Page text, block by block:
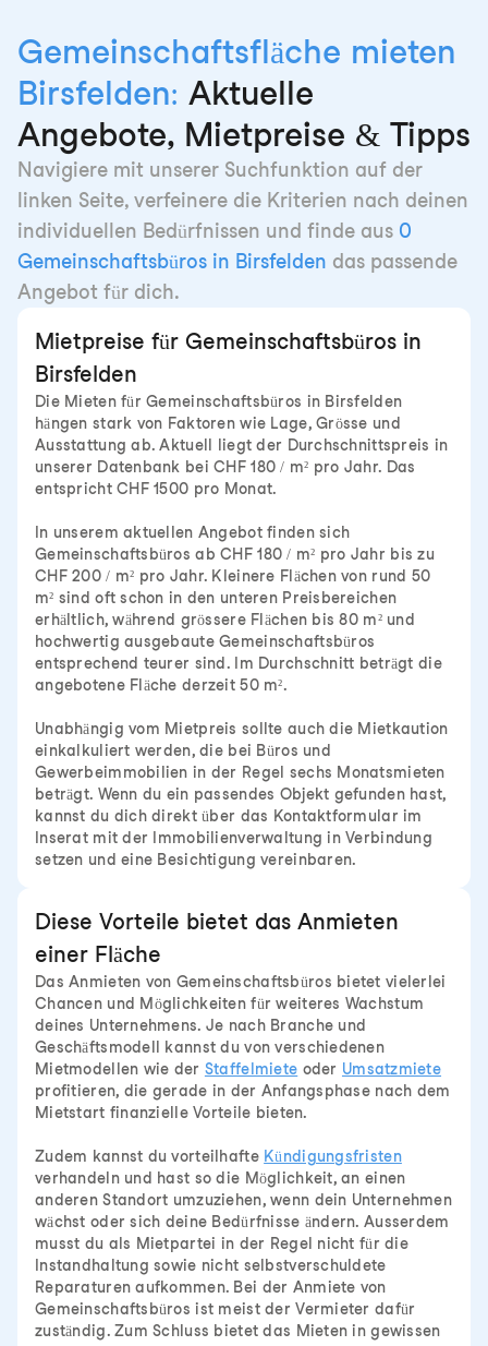
Gemeinschaftsfläche mieten
Birsfelden: Aktuelle
Angebote, Mietpreise & Tipps
Navigiere mit unserer Suchfunktion auf der
linken Seite, verfeinere die Kriterien nach deinen
individuellen Bedürfnissen und finde aus 0
Gemeinschaftsbüros in Birsfelden das passende
Angebot für dich.
Mietpreise für Gemeinschaftsbüros in
Birsfelden
Die Mieten für Gemeinschaftsbüros in Birsfelden
hängen stark von Faktoren wie Lage, Grösse und
Ausstattung ab. Aktuell liegt der Durchschnittspreis in
unserer Datenbank bei CHF 180 / m² pro Jahr. Das
entspricht CHF 1500 pro Monat.
In unserem aktuellen Angebot finden sich
Gemeinschaftsbüros ab CHF 180 / m² pro Jahr bis zu
CHF 200 / m² pro Jahr. Kleinere Flächen von rund 50
m² sind oft schon in den unteren Preisbereichen
erhältlich, während grössere Flächen bis 80 m² und
hochwertig ausgebaute Gemeinschaftsbüros
entsprechend teurer sind. Im Durchschnitt beträgt die
angebotene Fläche derzeit 50 m².
Unabhängig vom Mietpreis sollte auch die Mietkaution
einkalkuliert werden, die bei Büros und
Gewerbeimmobilien in der Regel sechs Monatsmieten
beträgt. Wenn du ein passendes Objekt gefunden hast,
kannst du dich direkt über das Kontaktformular im
Inserat mit der Immobilienverwaltung in Verbindung
setzen und eine Besichtigung vereinbaren.
Diese Vorteile bietet das Anmieten
einer Fläche
Das Anmieten von Gemeinschaftsbüros bietet vielerlei
Chancen und Möglichkeiten für weiteres Wachstum
deines Unternehmens. Je nach Branche und
Geschäftsmodell kannst du von verschiedenen
Mietmodellen wie der Staffelmiete oder Umsatzmiete
profitieren, die gerade in der Anfangsphase nach dem
Mietstart finanzielle Vorteile bieten.
Zudem kannst du vorteilhafte Kündigungsfristen
verhandeln und hast so die Möglichkeit, an einen
anderen Standort umzuziehen, wenn dein Unternehmen
wächst oder sich deine Bedürfnisse ändern. Ausserdem
musst du als Mietpartei in der Regel nicht für die
Instandhaltung sowie nicht selbstverschuldete
Reparaturen aufkommen. Bei der Anmiete von
Gemeinschaftsbüros ist meist der Vermieter dafür
zuständig. Zum Schluss bietet das Mieten in gewissen